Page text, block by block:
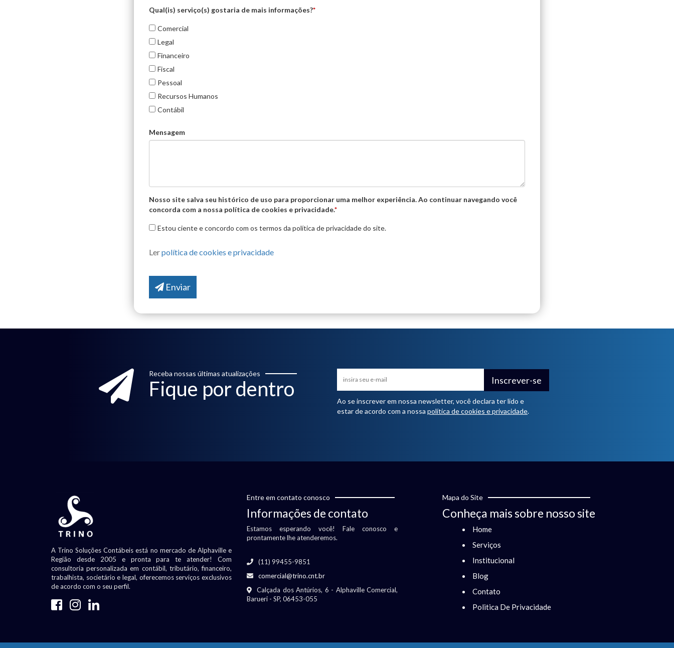
Qual(is) serviço(s) gostaria de mais informações?*
Comercial
Legal
Financeiro
Fiscal
Pessoal
Recursos Humanos
Contábil
Mensagem
Nosso site salva seu histórico de uso para proporcionar uma melhor experiência. Ao continuar navegando você
concorda com a nossa política de cookies e privacidade.*
Estou ciente e concordo com os termos da política de privacidade do site.
Lerpolítica de cookies e privacidade
Enviar
Receba nossas últimas atualizações
Fique por dentro Inscrever-se
Ao se inscrever em nossa newsletter, você declara ter lido e
estar de acordo com a nossa política de cookies e privacidade.
A Trino Soluções Contábeis está no mercado de Alphaville e
Região desde 2005 e pronta para te atender! Com
consultoria personalizada em contábil, tributário, financeiro,
trabalhista, societário e legal, oferecemos serviços exclusivos
de acordo com o seu perfil.
Entre em contato conosco
Informações de contato
Estamos esperando você! Fale conosco e
prontamente lhe atenderemos.
(11) 99455-9851
comercial@trino.cnt.br
Calçada dos Antúrios, 6 - Alphaville Comercial,
Barueri - SP, 06453-055
Mapa do Site
Conheça mais sobre nosso site
Home
Serviços
Institucional
Blog
Contato
Politica De Privacidade